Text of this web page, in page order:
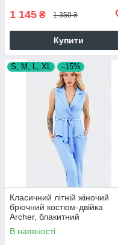
1 145 ₴ 1 350 ₴
Купити
S, M, L, XL –15%
Класичний літній жіночий
брючний костюм-двійка
Archer, блакитний
В наявності